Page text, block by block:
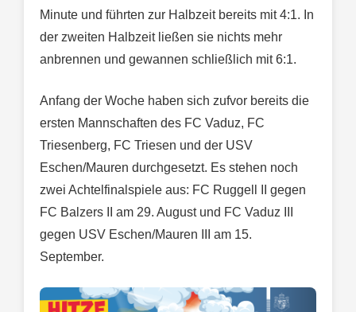
Minute und führten zur Halbzeit bereits mit 4:1. In
der zweiten Halbzeit ließen sie nichts mehr
anbrennen und gewannen schließlich mit 6:1.
Anfang der Woche haben sich zufvor bereits die
ersten Mannschaften des FC Vaduz, FC
Triesenberg, FC Triesen und der USV
Eschen/Mauren durchgesetzt. Es stehen noch
zwei Achtelfinalspiele aus: FC Ruggell II gegen
FC Balzers II am 29. August und FC Vaduz III
gegen USV Eschen/Mauren III am 15.
September.